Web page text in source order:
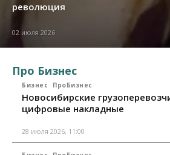
революция
02 июля 2026
Про Бизнес
Бизнес ПроБизнес
Новосибирские
цифровые накладные
28 июля 2026, 11:00